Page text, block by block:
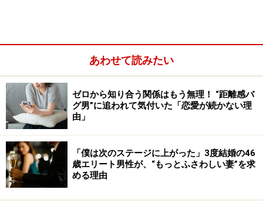
33歳のとき、5歳年下の男性に押し切られるように結
婚。ひとり息子をもうけてからも共働きを続けてきた
あわせて読みたい
ゼロから知り合う関係はもう無理！ “距離感バ
グ男”に追われて気付いた「恋愛が続かない理
由」
「僕は次のステージに上がった」3度結婚の46
歳エリート男性が、“もっとふさわしい妻”を求
める理由